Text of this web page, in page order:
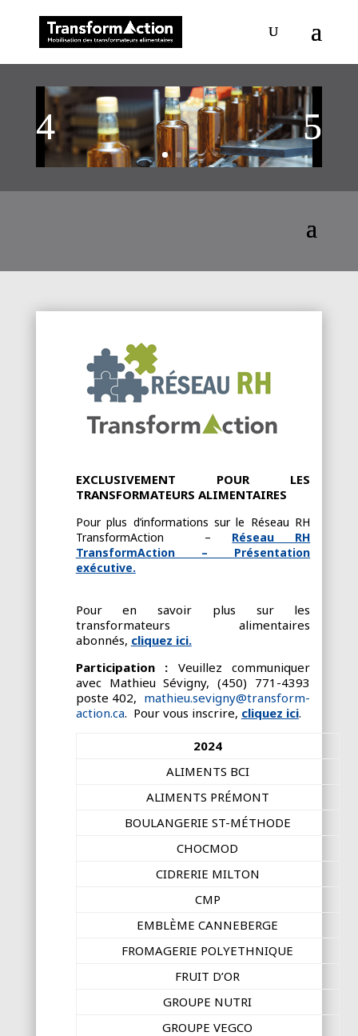
EXCLUSIVEMENT POUR LES
TRANSFORMATEURS ALIMENTAIRES
Pour plus d’informations sur le Réseau RH
TransformAction –
Réseau RH
TransformAction – Présentation
exécutive.
Pour en savoir plus sur les
transformateurs alimentaires
abonnés, cliquez ici.
Participation :
Veuillez communiquer
avec Mathieu Sévigny, (450) 771-4393
poste 402, mathieu.sevigny@transform-
action.ca. Pour vous inscrire, cliquez ici.
2024
ALIMENTS BCI
ALIMENTS PRÉMONT
BOULANGERIE ST-MÉTHODE
CHOCMOD
CIDRERIE MILTON
CMP
EMBLÈME CANNEBERGE
FROMAGERIE POLYETHNIQUE
FRUIT D’OR
GROUPE NUTRI
GROUPE VEGCO